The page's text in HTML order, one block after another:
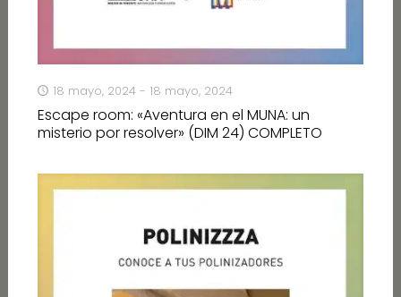
18 mayo, 2024 - 18 mayo, 2024
Escape room: «Aventura en el MUNA: un
misterio por resolver» (DIM 24) COMPLETO